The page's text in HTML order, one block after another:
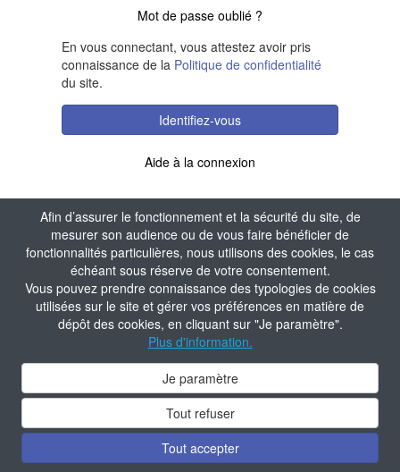
Afin d’assurer le fonctionnement et la sécurité du site, de
mesurer son audience ou de vous faire bénéficier de
fonctionnalités particulières, nous utilisons des cookies, le cas
échéant sous réserve de votre consentement.
Vous pouvez prendre connaissance des typologies de cookies
utilisées sur le site et gérer vos préférences en matière de
dépôt des cookies, en cliquant sur "Je paramètre".
Plus d'information.
Je paramètre
Tout refuser
Tout accepter
Mot de passe oublié ?
En vous connectant, vous attestez avoir pris
connaissance de la Politique de confidentialité
du site.
Identifiez-vous
Aide à la connexion